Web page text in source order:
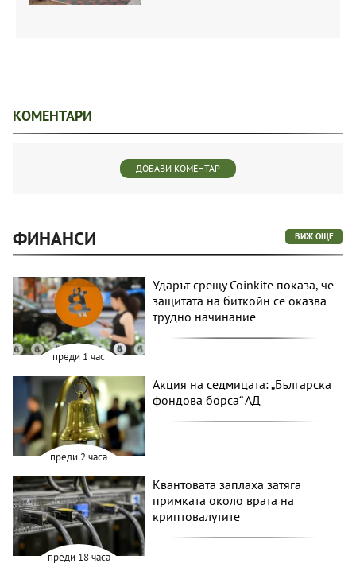
КОМЕНТАРИ
ДОБАВИ КОМЕНТАР
ФИНАНСИ ВИЖ ОЩЕ
преди 1 час
Ударът срещу Coinkite показа, че
защитата на биткойн се оказва
трудно начинание
преди 2 часа
Акция на седмицата: „Българска
фондова борса“ АД
преди 18 часа
Квантовата заплаха затяга
примката около врата на
криптовалутите